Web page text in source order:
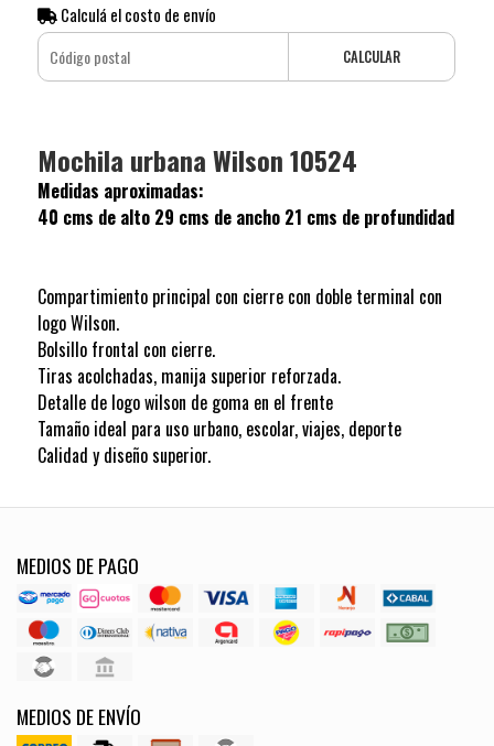
Calculá el costo de envío
CALCULAR
Mochila urbana Wilson 10524
Medidas aproximadas:
40 cms de alto 29 cms de ancho 21 cms de profundidad
Compartimiento principal con cierre con doble terminal con
logo Wilson.
Bolsillo frontal con cierre.
Tiras acolchadas, manija superior reforzada.
Detalle de logo wilson de goma en el frente
Tamaño ideal para uso urbano, escolar, viajes, deporte
Calidad y diseño superior.
MEDIOS DE PAGO
MEDIOS DE ENVÍO